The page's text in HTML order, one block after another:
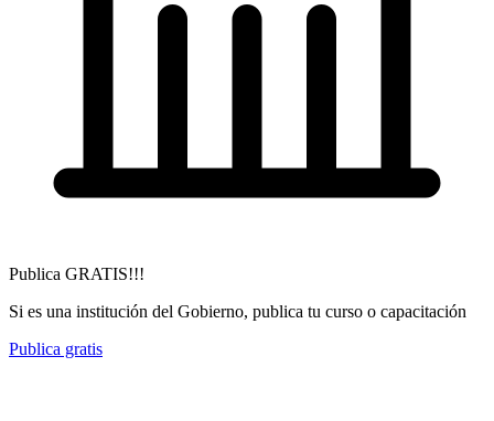
Publica GRATIS!!!
Si es una institución del Gobierno, publica tu curso o capacitación
Publica gratis